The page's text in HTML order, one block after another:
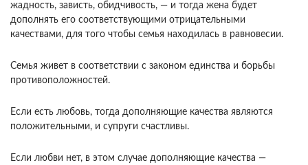
жадность, зависть, обидчивость, — и тогда жена будет
дополнять его соответствующими отрицательными
качествами, для того чтобы семья находилась в равновесии.
Семья живет в соответствии с законом единства и борьбы
противоположностей.
Если есть любовь, тогда дополняющие качества являются
положительными, и супруги счастливы.
Если любви нет, в этом случае дополняющие качества —